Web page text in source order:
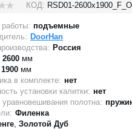
КОД: RSD01-
подъемные
DoorHan
Россия
2600 мм
1900 мм
в комплекте: нет
установки калитки: нет
полотна:
Филенка
, Золотой Дуб